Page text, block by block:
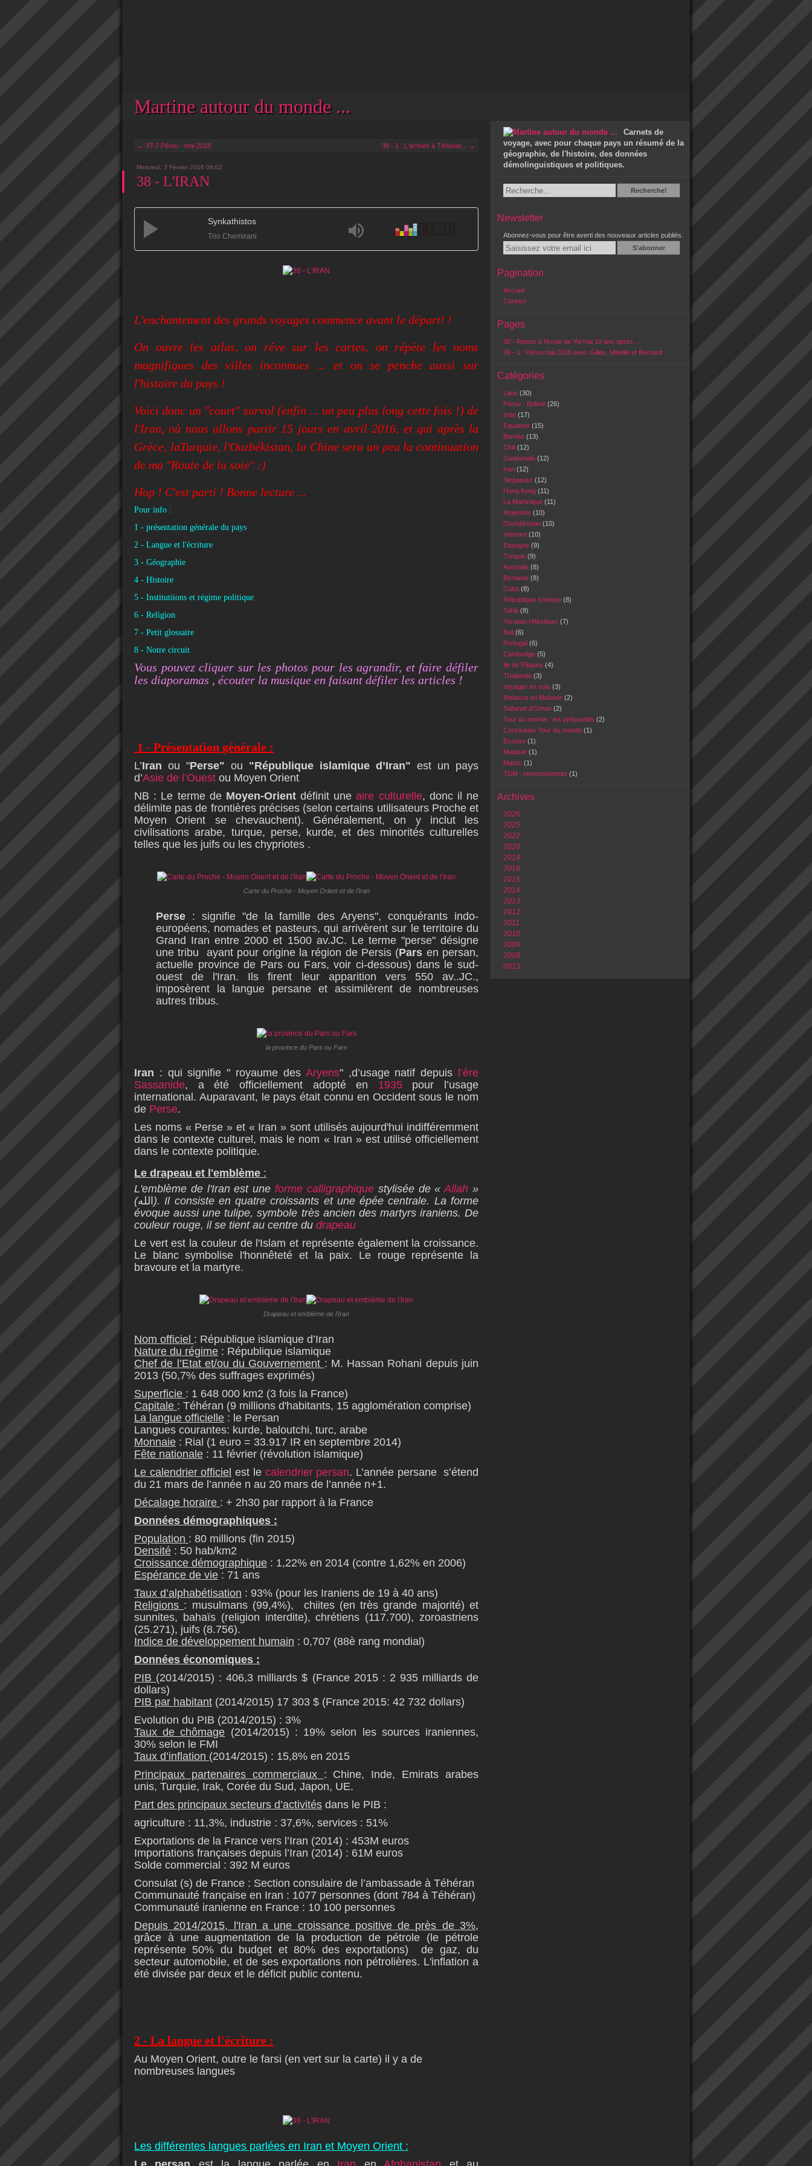
Martine autour du monde ...
← 37-7 Pérou - mai 2018 38 - 1 : L'arrivée à Téhéran... →
Mercredi, 3 Février 2016 06:02
38 - L'IRAN
Synkathistos
Trio Chemirani
L'enchantement des grands voyages commence avant le départ! !
On ouvre les atlas, on rêve sur les cartes, on répète les noms
magnifiques des villes inconnues ... et on se penche aussi sur
l'histoire du pays !
Voici donc un "court" survol (enfin ... un peu plus long cette fois !) de
l'Iran, où nous allons partir 15 jours en avril 2016, et qui après la
Grèce, laTurquie, l'Ouzbékistan, la Chine sera un peu la continuation
de ma "Route de la soie" :)
Hop ! C'est parti ! Bonne lecture ...
Pour info :
1 - présentation générale du pays
2 - Langue et l'écriture
3 - Géographie
4 - Histoire
5 - Institutiions et régime politique
6 - Religion
7 - Petit glossaire
8 - Notre circuit
Vous pouvez cliquer sur les photos pour les agrandir, et faire défiler
les diaporamas , écouter la musique en faisant défiler les articles !
1 - Présentation générale :
L’Iran ou "Perse" ou "République islamique d’Iran" est un pays
d’Asie de l’Ouest ou Moyen Orient
NB : Le terme de Moyen-Orientdéfinit uneaire culturelle, donc il ne
délimite pas de frontières précises (selon certains utilisateurs Proche et
Moyen Orient se chevauchent). Généralement, on y inclut les
civilisations arabe, turque, perse, kurde, et des minorités culturelles
telles que les juifs ou les chypriotes .
Carte du Proche - Moyen Orient et de l'Iran
Perse : signifie "de la famille des Aryens", conquérants indo-
européens, nomades et pasteurs, qui arrivèrent sur le territoire du
Grand Iran entre 2000 et 1500 av.JC. Le terme "perse" désigne
une tribu ayant pour origine la région de Persis (Pars en persan,
actuelle province de Pars ou Fars, voir ci-dessous) dans le sud-
ouest de l'Iran. Ils firent leur apparition vers 550 av..JC.,
imposèrent la langue persane et assimilèrent de nombreuses
autres tribus.
la province du Pars ou Fars
Iran : qui signifie " royaume des Aryens" ,d’usage natif depuis
l’ère
Sassanide, a été officiellement adopté en 1935pour l’usage
international. Auparavant, le pays était connu en Occident sous le nom
de Perse.
Les noms « Perse » et « Iran » sont utilisés aujourd'hui indifféremment
dans le contexte culturel, mais le nom « Iran » est utilisé officiellement
dans le contexte politique.
Le drapeau et l'emblème :
L'emblème de l'Iran est uneforme calligraphique stylisée de «Allah »
(الله ). Il consiste en quatre croissants et une épée centrale. La forme
évoque aussi une tulipe, symbole très ancien des martyrs iraniens. De
couleur rouge, il se tient au centre du drapeau
Le vert est la couleur de l'Islam et représente également la croissance.
Le blanc symbolise l'honnêteté et la paix. Le rouge représente la
bravoure et la martyre.
Drapeau et emblème de l'Iran
Nom officiel : République islamique d’Iran
Nature du régime : République islamique
Chef de l’Etat et/ou du Gouvernement : M. Hassan Rohani depuis juin
2013 (50,7% des suffrages exprimés)
Superficie : 1 648 000 km2 (3 fois la France)
Capitale : Téhéran (9 millions d'habitants, 15 agglomération comprise)
La langue officielle : le Persan
Langues courantes: kurde, baloutchi, turc, arabe
Monnaie : Rial (1 euro = 33.917 IR en septembre 2014)
Fête nationale : 11 février (révolution islamique)
Le calendrier officiel est le calendrier persan. L’année persane s’étend
du 21 mars de l’année n au 20 mars de l’année n+1.
Décalage horaire : + 2h30 par rapport à la France
Données démographiques :
Population : 80 millions (fin 2015)
Densité : 50 hab/km2
Croissance démographique : 1,22% en 2014 (contre 1,62% en 2006)
Espérance de vie : 71 ans
Taux d’alphabétisation : 93% (pour les Iraniens de 19 à 40 ans)
Religions : musulmans (99,4%), chiites (en très grande majorité) et
sunnites, bahaïs (religion interdite), chrétiens (117.700), zoroastriens
(25.271), juifs (8.756).
Indice de développement humain : 0,707 (88è rang mondial)
Données économiques :
PIB (2014/2015) : 406,3 milliards $ (France 2015 : 2 935 milliards de
dollars)
PIB par habitant (2014/2015) 17 303 $ (France 2015: 42 732 dollars)
Evolution du PIB (2014/2015) : 3%
Taux de chômage (2014/2015) : 19% selon les sources iraniennes,
30% selon le FMI
Taux d’inflation (2014/2015) : 15,8% en 2015
Principaux partenaires commerciaux : Chine, Inde, Emirats arabes
unis, Turquie, Irak, Corée du Sud, Japon, UE.
Part des principaux secteurs d’activités dans le PIB :
agriculture : 11,3%, industrie : 37,6%, services : 51%
Exportations de la France vers l’Iran (2014) : 453M euros
Importations françaises depuis l’Iran (2014) : 61M euros
Solde commercial : 392 M euros
Consulat (s) de France : Section consulaire de l’ambassade à Téhéran
Communauté française en Iran : 1077 personnes (dont 784 à Téhéran)
Communauté iranienne en France : 10 100 personnes
Depuis 2014/2015, l'Iran a une croissance positive de près de 3%,
grâce à une augmentation de la production de pétrole (le pétrole
représente 50% du budget et 80% des exportations) de gaz, du
secteur automobile, et de ses exportations non pétrolières. L'inflation a
été divisée par deux et le déficit public contenu.
2 - La langue et l'écriture :
Au Moyen Orient, outre le farsi (en vert sur la carte) il y a de
nombreuses langues
Les différentes langues parlées en Iran et Moyen Orient :
Carnets de
voyage, avec pour chaque pays un résumé de la
géographie, de l'histoire, des données
démolinguistiques et politiques.
RechercheRecherche!
Newsletter
Abonnez-vous pour être averti des nouveaux articles publiés.
Email
Pagination
Accueil
Contact
Pages
30 - Retour à l'école de Yoi Hai 10 ans après ....
39 - 1 : Pérou mai 2018 avec Gilles, Mireille et Bernard
Catégories
Laos (30)
Pérou - Bolivie (26)
Inde (17)
Equateur (15)
Bornéo (13)
Chili (12)
Guatemala (12)
Iran (12)
Singapour (12)
Hong Kong (11)
La Martinique (11)
Argentine (10)
Ouzbékistan (10)
Vietnam (10)
Espagne (9)
Turquie (9)
Australie (8)
Birmanie (8)
Cuba (8)
République tchèque (8)
Tahiti (8)
Yucatan (Mexique) (7)
Bali (6)
Portugal (6)
Cambodge (5)
Ile de Pâques (4)
Thailande (3)
Voyager en solo (3)
Malacca en Malaisie (2)
Sultanat d'Oman (2)
Tour du monde : les préparatifs (2)
Conclusion Tour du monde (1)
Ecosse (1)
Malaisie (1)
Maroc (1)
TDM : remerciements (1)
Archives
2026
2025
2022
2020
2019
2016
2015
2014
2013
2012
2011
2010
2009
2008
0015